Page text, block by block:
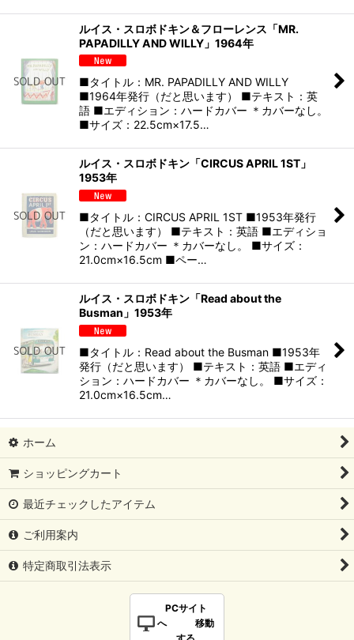
ルイス・スロボドキン＆フローレンス「MR.
PAPADILLY AND WILLY」1964年
■タイトル：MR. PAPADILLY AND WILLY
■1964年発行（だと思います） ■テキスト：英
語 ■エディション：ハードカバー ＊カバーなし。
■サイズ：22.5cm×17.5…
ルイス・スロボドキン「CIRCUS APRIL 1ST」
1953年
■タイトル：CIRCUS APRIL 1ST ■1953年発行
（だと思います） ■テキスト：英語 ■エディショ
ン：ハードカバー ＊カバーなし。 ■サイズ：
21.0cm×16.5cm ■ペー…
ルイス・スロボドキン「Read about the
Busman」1953年
■タイトル：Read about the Busman ■1953年
発行（だと思います） ■テキスト：英語 ■エディ
ション：ハードカバー ＊カバーなし。 ■サイズ：
21.0cm×16.5cm…
ホーム
ショッピングカート
最近チェックしたアイテム
ご利用案内
特定商取引法表示
PCサイト
へ 移動